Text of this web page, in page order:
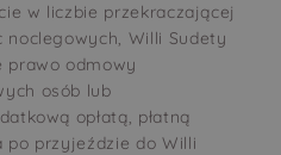
w liczbie przekraczającej
Willi Sudety
prawo odmowy
osób lub
opłatą, płatną
po przyjeździe do Willi